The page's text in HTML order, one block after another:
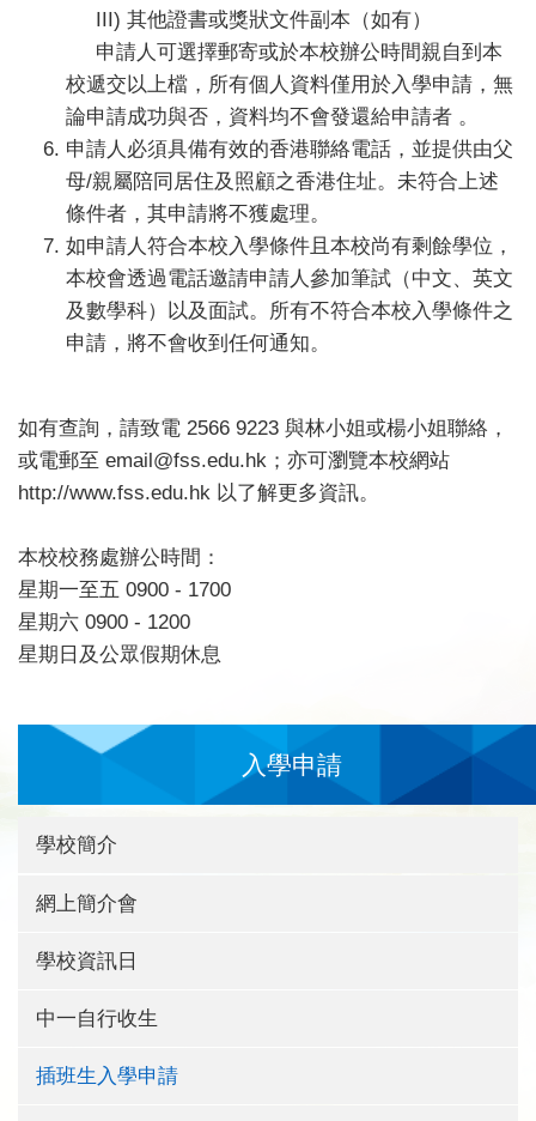
III) 其他證書或獎狀文件副本（如有）
申請人可選擇郵寄或於本校辦公時間親自到本
校遞交以上檔，所有個人資料僅用於入學申請，無
論申請成功與否，資料均不會發還給申請者 。
申請人必須具備有效的香港聯絡電話，並提供由父
母/親屬陪同居住及照顧之香港住址。未符合上述
條件者，其申請將不獲處理。
如申請人符合本校入學條件且本校尚有剩餘學位，
本校會透過電話邀請申請人參加筆試（中文、英文
及數學科）以及面試。所有不符合本校入學條件之
申請，將不會收到任何通知。
如有查詢，請致電 2566 9223 與林小姐或楊小姐聯絡，
或電郵至 email@fss.edu.hk；亦可瀏覽本校網站
http://www.fss.edu.hk 以了解更多資訊。
本校校務處辦公時間：
星期一至五 0900 - 1700
星期六 0900 - 1200
星期日及公眾假期休息
入學申請
學校簡介
網上簡介會
學校資訊日
中一自行收生
插班生入學申請